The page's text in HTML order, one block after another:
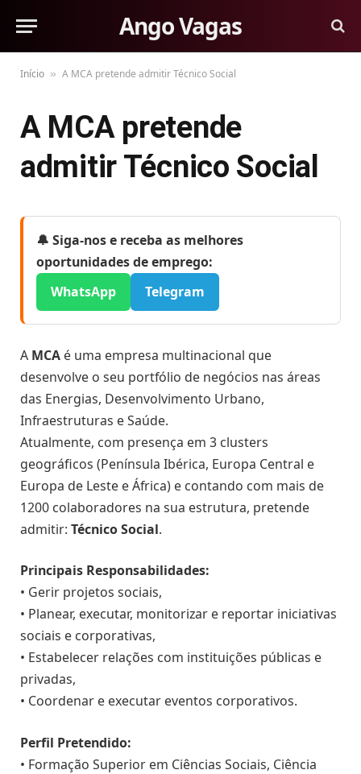
Ango Vagas
Início » A MCA pretende admitir Técnico Social
A MCA pretende
admitir Técnico Social
🔔 Siga-nos e receba as melhores
oportunidades de emprego:
WhatsApp
Telegram
A MCA é uma empresa multinacional que
desenvolve o seu portfólio de negócios nas áreas
das Energias, Desenvolvimento Urbano,
Infraestruturas e Saúde.
Atualmente, com presença em 3 clusters
geográficos (Península Ibérica, Europa Central e
Europa de Leste e África) e contando com mais de
1200 colaboradores na sua estrutura, pretende
admitir: Técnico Social.
Principais Responsabilidades:
• Gerir projetos sociais,
• Planear, executar, monitorizar e reportar iniciativas
sociais e corporativas,
• Estabelecer relações com instituições públicas e
privadas,
• Coordenar e executar eventos corporativos.
Perfil Pretendido:
• Formação Superior em Ciências Sociais, Ciência